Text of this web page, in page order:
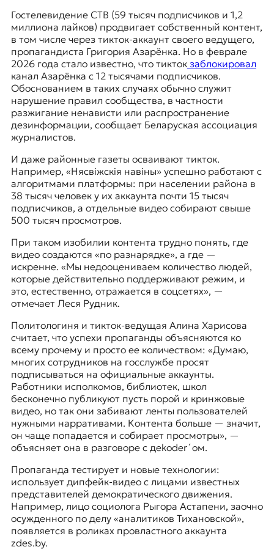
Гостелевидение СТВ (59 тысяч подписчиков и 1,2
миллиона лайков) продвигает собственный контент,
в том числе через тикток-аккаунт своего ведущего,
пропагандиста Григория Азарёнка. Но в феврале
2026 года стало известно, что тиктокзаблокировал
канал Азарёнка с 12 тысячами подписчиков.
Обоснованием в таких случаях обычно служит
нарушение правил сообщества, в частности
разжигание ненависти или распространение
дезинформации, сообщает Беларуская ассоциация
журналистов.
И даже районные газеты осваивают тикток.
Например, «Нясвіжскія навіны» успешно работают с
алгоритмами платформы: при населении района в
38 тысяч человек у их аккаунта почти 15 тысяч
подписчиков, а отдельные видео собирают свыше
500 тысяч просмотров.
При таком изобилии контента трудно понять, где
видео создаются «по разнарядке», а где —
искренне. «Мы недооцениваем количество людей,
которые действительно поддерживают режим, и
это, естественно, отражается в соцсетях», —
отмечает Леся Рудник.
Политологиня и тикток-ведущая Алина Харисова
считает, что успехи пропаганды объясняются ко
всему прочему и просто ее количеством: «Думаю,
многих сотрудников на госслужбе просят
подписываться на официальные аккаунты.
Работники исполкомов, библиотек, школ
бесконечно публикуют пусть порой и кринжовые
видео, но так они забивают ленты пользователей
нужными нарративами. Контента больше — значит,
он чаще попадается и собирает просмотры», —
объясняет она в разговоре с дekoder´ом.
Пропаганда тестирует и новые технологии:
использует дипфейк-видео с лицами известных
представителей демократического движения.
Например, лицо социолога Рыгора Астапени, заочно
осужденного по делу «аналитиков Тихановской»,
появляется в роликах провластного аккаунта
zdes.by.